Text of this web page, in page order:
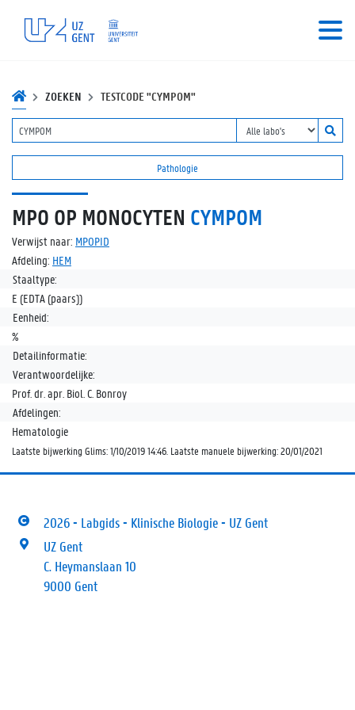
ZOEKEN TESTCODE "CYMPOM"
Pathologie
MPO OP MONOCYTEN CYMPOM
Verwijst naar: MPOPID
Afdeling: HEM
Staaltype:
E (EDTA (paars))
Eenheid:
%
Detailinformatie:
Verantwoordelijke:
Prof. dr. apr. Biol. C. Bonroy
Afdelingen:
Hematologie
Laatste bijwerking Glims: 1/10/2019 14:46. Laatste manuele bijwerking: 20/01/2021
2026 - Labgids - Klinische Biologie - UZ Gent
UZ Gent
C. Heymanslaan 10
9000 Gent